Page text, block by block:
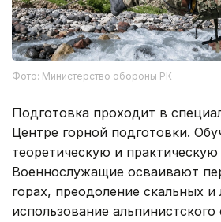
Фото: Министерство обороны РК
Подготовка проходит в
Центре горной подготовки.
теоретическую и практическую
Военнослужащие осваивают
горах, преодоление скальных
использование